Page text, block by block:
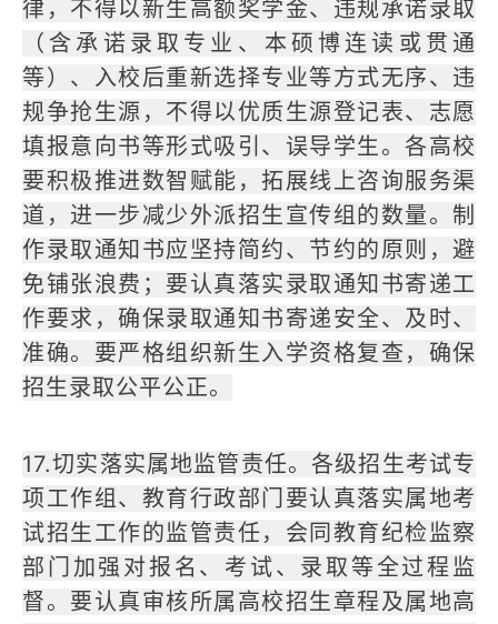
律，不得以新生高额奖学金、违规承诺录取
（含承诺录取专业、本硕博连读或贯通
等）、入校后重新选择专业等方式无序、违
规争抢生源，不得以优质生源登记表、志愿
填报意向书等形式吸引、误导学生。各高校
要积极推进数智赋能，拓展线上咨询服务渠
道，进一步减少外派招生宣传组的数量。制
作录取通知书应坚持简约、节约的原则，避
免铺张浪费；要认真落实录取通知书寄递工
作要求，确保录取通知书寄递安全、及时、
准确。要严格组织新生入学资格复查，确保
招生录取公平公正。
17.切实落实属地监管责任。各级招生考试专
项工作组、教育行政部门要认真落实属地考
试招生工作的监管责任，会同教育纪检监察
部门加强对报名、考试、录取等全过程监
督。要认真审核所属高校招生章程及属地高